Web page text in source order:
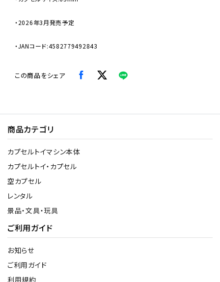
・2026年3月発売予定
・JANコード:4582779492843
この商品をシェア
商品カテゴリ
カプセルトイマシン本体
カプセルトイ・カプセル
空カプセル
レンタル
景品・文具・玩具
ご利用ガイド
お知らせ
ご利用ガイド
利用規約